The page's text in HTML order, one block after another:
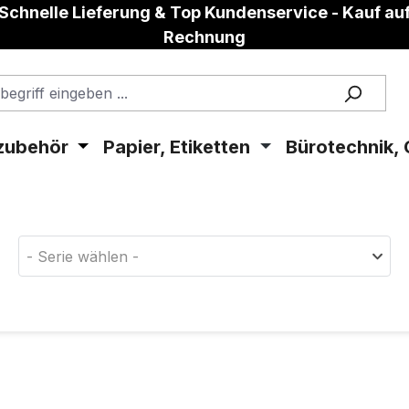
Lieferung & Top Kundenservice - Kauf
Rechnung
Papier, Etiketten Bürotechnik,
- Serie wählen -